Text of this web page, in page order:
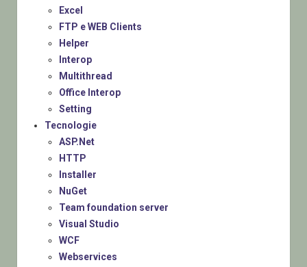
Excel
FTP e WEB Clients
Helper
Interop
Multithread
Office Interop
Setting
Tecnologie
ASP.Net
HTTP
Installer
NuGet
Team foundation server
Visual Studio
WCF
Webservices